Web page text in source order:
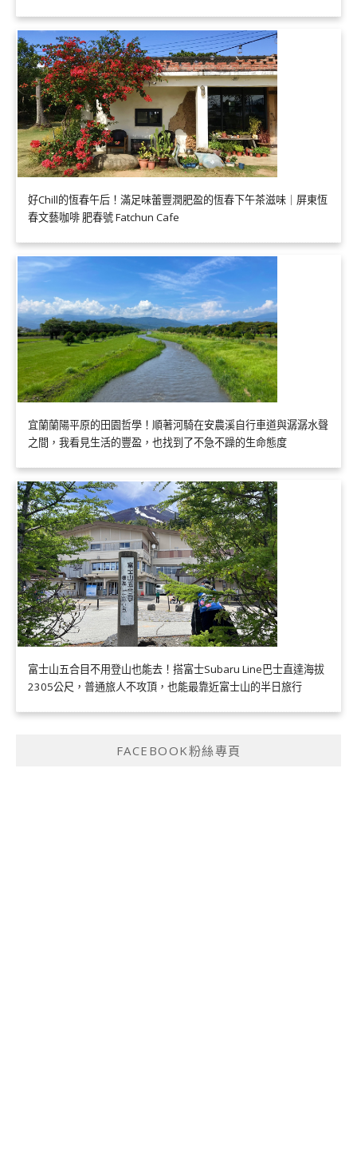
好Chill的恆春午后！滿足味蕾豐潤肥盈的恆春下午茶滋味｜屏東恆
春文藝咖啡 肥春號 Fatchun Cafe
宜蘭蘭陽平原的田園哲學！順著河騎在安農溪自行車道與潺潺水聲
之間，我看見生活的豐盈，也找到了不急不躁的生命態度
富士山五合目不用登山也能去！搭富士Subaru Line巴士直達海拔
2305公尺，普通旅人不攻頂，也能最靠近富士山的半日旅行
FACEBOOK粉絲專頁